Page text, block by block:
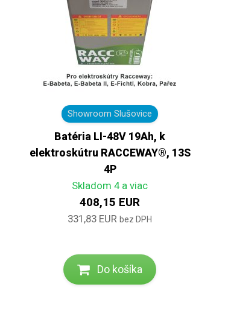
Showroom Slušovice
Batéria LI-48V 19Ah, k
elektroskútru RACCEWAY®, 13S
4P
Skladom 4 a viac
408,15 EUR
331,83 EUR bez DPH
Do košíka